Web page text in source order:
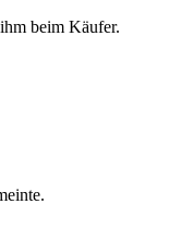
beim Käufer.